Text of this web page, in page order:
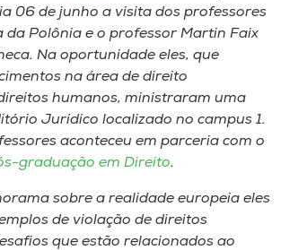
06 de junho a visita dos professores
da Polônia e o professor Martin Faix
Na oportunidade eles, que
na área de direito
humanos, ministraram uma
Jurídico localizado no campus 1.
aconteceu em parceria com o
graduação em Direito.
sobre a realidade europeia eles
de violação de direitos
que estão relacionados ao